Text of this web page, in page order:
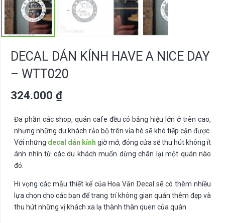
DECAL DÁN KÍNH HAVE A NICE DAY
– WTT020
324.000 ₫
Đa phần các shop, quán cafe đều có bảng hiệu lớn ở trên cao,
nhưng những du khách rảo bộ trên vỉa hè sẽ khó tiếp cận được.
Với những decal dán kính giờ mở, đóng cửa sẽ thu hút không ít
ánh nhìn từ các du khách muốn dừng chân lại một quán nào
đó.
Hi vọng các mẫu thiết kế của Hoa Văn Decal sẽ có thêm nhiều
lựa chọn cho các bạn để trang trí không gian quán thêm đẹp và
thu hút những vị khách xa lạ thành thân quen của quán.